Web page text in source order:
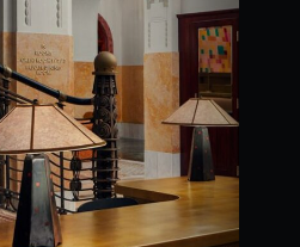
KOMERČNÍ PROSTOR · ZAKÁZKOVÁ
Westfield Černý
Oblouková svítidla vytvořená pro